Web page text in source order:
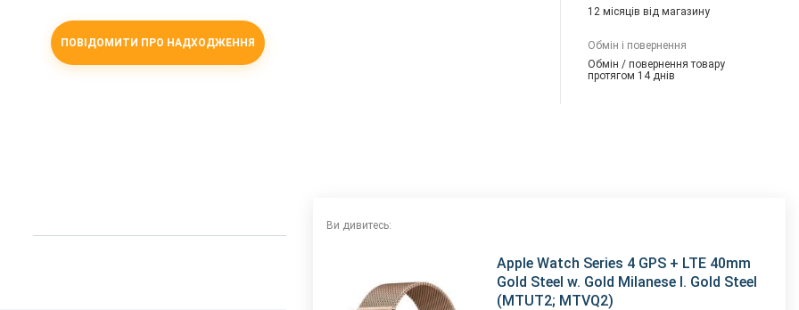
ПОВІДОМИТИ ПРО НАДХОДЖЕННЯ
12 місяців від магазину
Обмін і повернення
Обмін / повернення товару
протягом 14 днів
Ви дивитесь:
Apple Watch Series 4 GPS + LTE 40mm
Gold Steel w. Gold Milanese l. Gold Steel
(MTUT2; MTVQ2)